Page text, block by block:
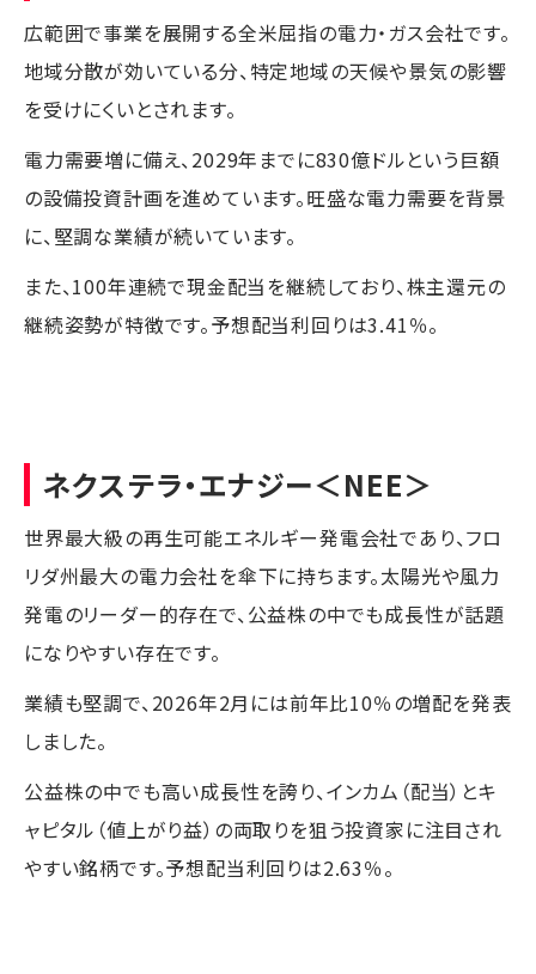
広範囲で事業を展開する全米屈指の電力・ガス会社です。
地域分散が効いている分、特定地域の天候や景気の影響
を受けにくいとされます。
電力需要増に備え、2029年までに830億ドルという巨額
の設備投資計画を進めています。旺盛な電力需要を背景
に、堅調な業績が続いています。
また、100年連続で現金配当を継続しており、株主還元の
継続姿勢が特徴です。予想配当利回りは3.41％。
ネクステラ・エナジー＜NEE＞
世界最大級の再生可能エネルギー発電会社であり、フロ
リダ州最大の電力会社を傘下に持ちます。太陽光や風力
発電のリーダー的存在で、公益株の中でも成長性が話題
になりやすい存在です。
業績も堅調で、2026年2月には前年比10％の増配を発表
しました。
公益株の中でも高い成長性を誇り、インカム（配当）とキ
ャピタル（値上がり益）の両取りを狙う投資家に注目され
やすい銘柄です。予想配当利回りは2.63％。